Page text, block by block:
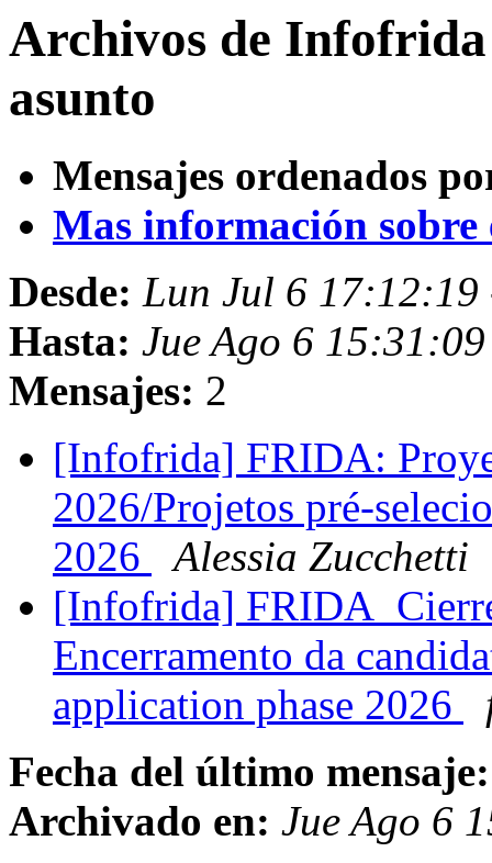
Archivos de
asunto
Mensajes ordenados
Mas información sobre
Desde: Lun Jul 6 17:12:19
Hasta: Jue Ago 6
Mensajes: 2
[Infofrida] FRIDA:
2026/Projetos pré-
2026
Alessia Zucchetti
[Infofrida]
Encerramento da
application phase 2026
Fecha del último mensaje:
Archivado en: Jue Ago 6